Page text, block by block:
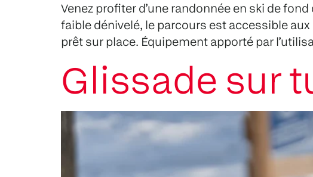
Venez profiter d’une randonnée en ski de
faible dénivelé, le parcours est accessible
prêt sur place. Équipement apporté par
Glissade sur